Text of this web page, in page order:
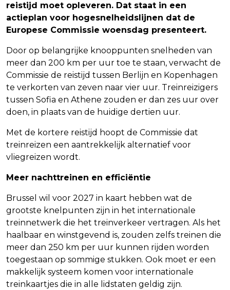
reistijd moet opleveren. Dat staat in een
actieplan voor hogesnelheidslijnen dat de
Europese Commissie woensdag presenteert.
Door op belangrijke knooppunten snelheden van
meer dan 200 km per uur toe te staan, verwacht de
Commissie de reistijd tussen Berlijn en Kopenhagen
te verkorten van zeven naar vier uur. Treinreizigers
tussen Sofia en Athene zouden er dan zes uur over
doen, in plaats van de huidige dertien uur.
Met de kortere reistijd hoopt de Commissie dat
treinreizen een aantrekkelijk alternatief voor
vliegreizen wordt.
Meer nachttreinen en efficiëntie
Brussel wil voor 2027 in kaart hebben wat de
grootste knelpunten zijn in het internationale
treinnetwerk die het treinverkeer vertragen. Als het
haalbaar en winstgevend is, zouden zelfs treinen die
meer dan 250 km per uur kunnen rijden worden
toegestaan op sommige stukken. Ook moet er een
makkelijk systeem komen voor internationale
treinkaartjes die in alle lidstaten geldig zijn.